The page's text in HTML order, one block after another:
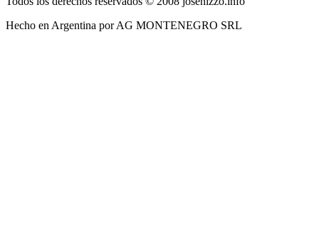
Hecho en Argentina por AG MONTENEGRO SRL